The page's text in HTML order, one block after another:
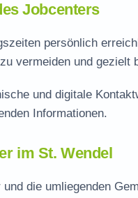
Jobcenters
persönlich
vermeiden und gezielt
und digitale
Informationen.
im St. Wendel
die umliegenden